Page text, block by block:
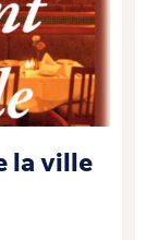
la ville